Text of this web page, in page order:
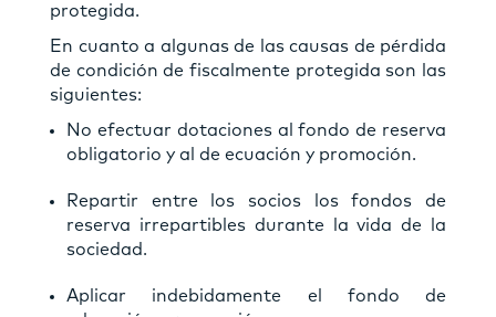
protegida.
En cuanto a algunas de las causas de pérdida
de condición de fiscalmente protegida son las
siguientes:
No efectuar dotaciones al fondo de reserva
obligatorio y al de ecuación y promoción.
Repartir entre los socios los fondos de
reserva irrepartibles durante la vida de la
sociedad.
Aplicar indebidamente el fondo de